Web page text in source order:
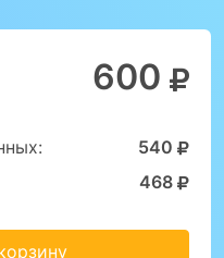
600
540
468